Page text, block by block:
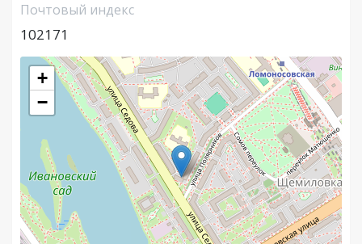
Почтовый индекс
102171
+
−